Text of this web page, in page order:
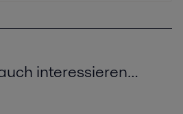
interessieren…